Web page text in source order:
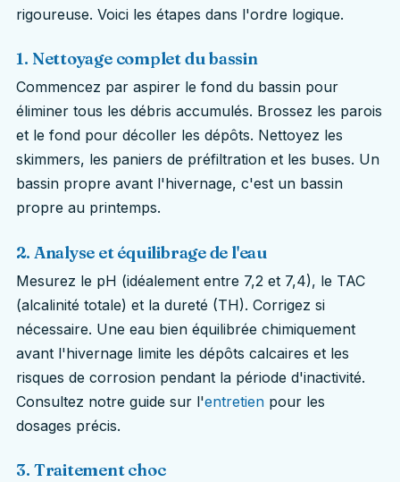
rigoureuse. Voici les étapes dans l'ordre logique.
1. Nettoyage complet du bassin
Commencez par aspirer le fond du bassin pour
éliminer tous les débris accumulés. Brossez les parois
et le fond pour décoller les dépôts. Nettoyez les
skimmers, les paniers de préfiltration et les buses. Un
bassin propre avant l'hivernage, c'est un bassin
propre au printemps.
2. Analyse et équilibrage de l'eau
Mesurez le pH (idéalement entre 7,2 et 7,4), le TAC
(alcalinité totale) et la dureté (TH). Corrigez si
nécessaire. Une eau bien équilibrée chimiquement
avant l'hivernage limite les dépôts calcaires et les
risques de corrosion pendant la période d'inactivité.
Consultez notre guide sur l'entretien pour les
dosages précis.
3. Traitement choc